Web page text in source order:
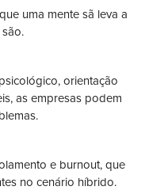
uma mente sã leva a
orientação
as empresas podem
e burnout, que
no cenário híbrido.